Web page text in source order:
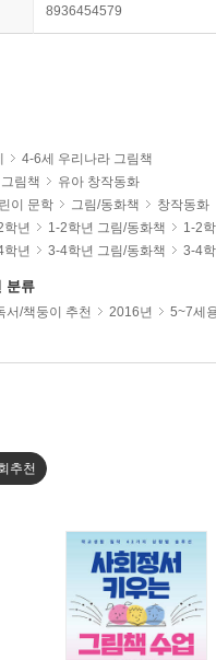
8936454579
4-6세 우리나라 그림책
림책
유아 창작동화
이 문학 그림/동화책
창작동화
학년 1-2학년 그림/동화책
1-2
학년 3-4학년 그림/동화책 3-4
분류
서/책둥이 추천 2016년 5~7세
추천